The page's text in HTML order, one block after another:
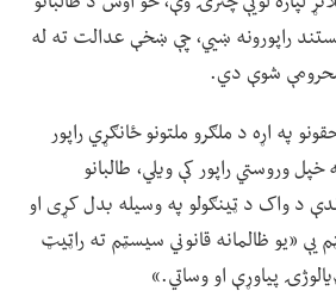
راپورونه ښيي، چې ښخې عدالت ته له
شوې دي.
په اړه د ملګرو ملتونو ځانګړي راپور
وروستي راپور کې ویلي، طالبانو
د واک د ټینګولو په وسیله بدل کړی او
«یو ظالمانه قانوني سیسټم ته راټیټ
پیاوړې او وساتي.»